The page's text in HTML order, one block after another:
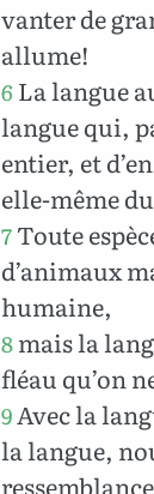
vanter de
allume!
6 La langue
langue qui,
entier, et
elle-même
7Toute
d’animaux
humaine,
8mais la
fléau qu’on
9Avec la
la langue,